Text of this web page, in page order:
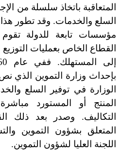
المتعاقبة باتخاذ سلسلة من
السلع والخدمات. وقد تطور هذا
مؤسسات تابعة للدولة
القطاع الخاص بعمليات
بإحداث وزارة التموين الذي
الوزارة في توفير السلع
المنتج أو المستورد
المتعلق بشؤون التموين
اللجنة العليا لشؤون التموين.